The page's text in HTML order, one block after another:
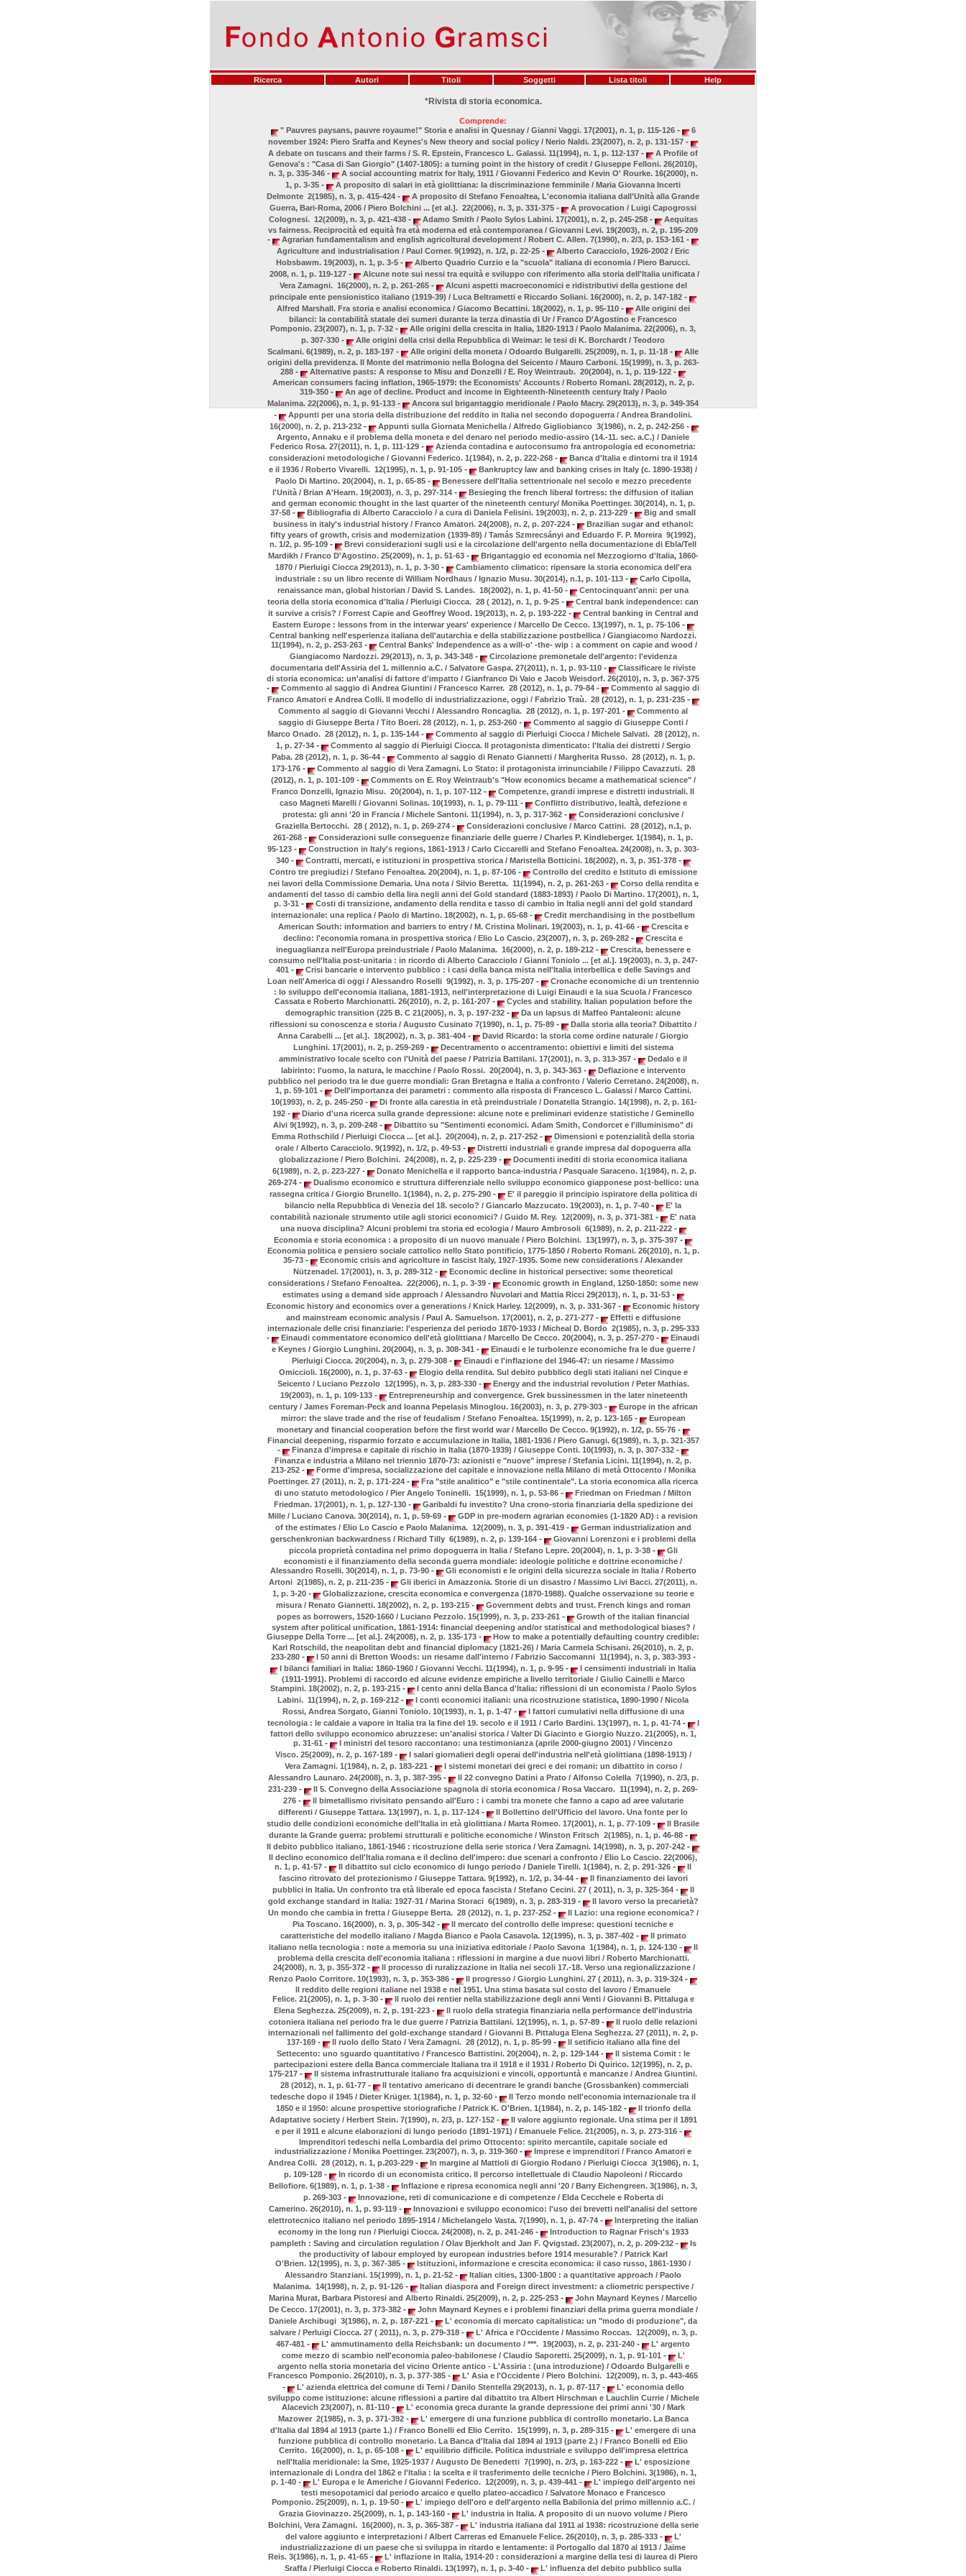
Ricerca Autori Titoli Soggetti Lista titoli Help
*Rivista di storia economica.
Comprende:
" Pauvres paysans, pauvre royaume!" Storia e analisi in Quesnay / Gianni Vaggi. 17(2001), n. 1, p. 115-126 -
6
november 1924: Piero Sraffa and Keynes's New theory and social policy / Nerio Naldi. 23(2007), n. 2, p. 131-157 -
A debate on tuscans and their farms / S. R. Epstein, Francesco L. Galassi. 11(1994), n. 1, p. 112-137 -
A Profile of
Genova's : "Casa di San Giorgio" (1407-1805): a turning point in the history of credit / Giuseppe Felloni. 26(2010),
n. 3, p. 335-346 -
A social accounting matrix for Italy, 1911 / Giovanni Federico and Kevin O' Rourke. 16(2000), n.
1, p. 3-35 -
A proposito di salari in età giolittiana: la discriminazione femminile / Maria Giovanna Incerti
Delmonte 2(1985), n. 3, p. 415-424 -
A proposito di Stefano Fenoaltea, L'economia italiana dall'Unità alla Grande
Guerra, Bari-Roma, 2006 / Piero Bolchini ... [et al.]. 22(2006), n. 3, p. 331-375 -
A provocation / Luigi Capogrossi
Colognesi. 12(2009), n. 3, p. 421-438 - Adamo Smith / Paolo Sylos Labini. 17(2001), n. 2, p. 245-258 -
Aequitas
vs fairness. Reciprocità ed equità fra età moderna ed età contemporanea / Giovanni Levi. 19(2003), n. 2, p. 195-209
- Agrarian fundamentalism and english agricoltural development / Robert C. Allen. 7(1990), n. 2/3, p. 153-161 -
Agriculture and industrialisation / Paul Corner. 9(1992), n. 1/2, p. 22-25 -
Alberto Caracciolo, 1926-2002 / Eric
Hobsbawm. 19(2003), n. 1, p. 3-5 -
Alberto Quadrio Curzio e la "scuola" italiana di economia / Piero Barucci.
2008, n. 1, p. 119-127 -
Alcune note sui nessi tra equità e sviluppo con riferimento alla storia dell'Italia unificata /
Vera Zamagni. 16(2000), n. 2, p. 261-265 -
Alcuni aspetti macroeconomici e ridistributivi della gestione del
principale ente pensionistico italiano (1919-39) / Luca Beltrametti e Riccardo Soliani. 16(2000), n. 2, p. 147-182 -
Alfred Marshall. Fra storia e analisi economica / Giacomo Becattini. 18(2002), n. 1, p. 95-110 -
Alle origini dei
bilanci: la contabilità statale dei sumeri durante la terza dinastia di Ur / Franco D'Agostino e Francesco
Pomponio. 23(2007), n. 1, p. 7-32 -
Alle origini della crescita in Italia, 1820-1913 / Paolo Malanima. 22(2006), n. 3,
p. 307-330 -
Alle origini della crisi della Repubblica di Weimar: le tesi di K. Borchardt / Teodoro
Scalmani. 6(1989), n. 2, p. 183-197 - Alle origini della moneta / Odoardo Bulgarelli. 25(2009), n. 1, p. 11-18 -
Alle
origini della previdenza. Il Monte del matrimonio nella Bologna del Seicento / Mauro Carboni. 15(1999), n. 3, p. 263-
288 - Alternative pasts: A response to Misu and Donzelli / E. Roy Weintraub. 20(2004), n. 1, p. 119-122 -
American consumers facing inflation, 1965-1979: the Economists' Accounts / Roberto Romani. 28(2012), n. 2, p.
319-350 -
An age of decline. Product and income in Eighteenth-Nineteenth century Italy / Paolo
Malanima. 22(2006), n. 1, p. 91-133 - Ancora sul brigantaggio meridionale / Paolo Macry. 29(2013), n. 3, p. 349-354
-
Appunti per una storia della distribuzione del reddito in Italia nel secondo dopoguerra / Andrea Brandolini.
16(2000), n. 2, p. 213-232 - Appunti sulla Giornata Menichella / Alfredo Gigliobianco 3(1986), n. 2, p. 242-256 -
Argento, Annaku e il problema della moneta e del denaro nel periodo medio-assiro (14.-11. sec. a.C.) / Daniele
Federico Rosa. 27(2011), n. 1, p. 111-129 -
Azienda contadina e autoconsumo fra antropologia ed econometria:
considerazioni metodologiche / Giovanni Federico. 1(1984), n. 2, p. 222-268 -
Banca d'Italia e dintorni tra il 1914
e il 1936 / Roberto Vivarelli. 12(1995), n. 1, p. 91-105 -
Bankruptcy law and banking crises in Italy (c. 1890-1938) /
Paolo Di Martino. 20(2004), n. 1, p. 65-85 -
Benessere dell'Italia settentrionale nel secolo e mezzo precedente
l'Unità / Brian A'Hearn. 19(2003), n. 3, p. 297-314 -
Besieging the french liberal fortress: the diffusion of italian
and german economic thought in the last quarter of the nineteenth century/ Monika Poettinger. 30(2014), n. 1, p.
37-58 - Bibliografia di Alberto Caracciolo / a cura di Daniela Felisini. 19(2003), n. 2, p. 213-229 -
Big and small
business in italy's industrial history / Franco Amatori. 24(2008), n. 2, p. 207-224 -
Brazilian sugar and ethanol:
fifty years of growth, crisis and modernization (1939-89) / Tamás Szmrecsányi and Eduardo F. P. Moreira 9(1992),
n. 1/2, p. 95-109 -
Brevi considerazioni sugli usi e la circolazione dell'argento nella documentazione di Ebla/Tell
Mardikh / Franco D'Agostino. 25(2009), n. 1, p. 51-63 -
Brigantaggio ed economia nel Mezzogiorno d'Italia, 1860-
1870 / Pierluigi Ciocca 29(2013), n. 1, p. 3-30 -
Cambiamento climatico: ripensare la storia economica dell'era
industriale : su un libro recente di William Nordhaus / Ignazio Musu. 30(2014), n.1, p. 101-113 -
Carlo Cipolla,
renaissance man, global historian / David S. Landes. 18(2002), n. 1, p. 41-50 -
Centocinquant'anni: per una
teoria della storia economica d'Italia / Pierluigi Ciocca. 28 ( 2012), n. 1, p. 9-25 -
Central bank independence: can
it survive a crisis? / Forrest Capie and Geoffrey Wood. 19(2013), n. 2, p. 193-222 -
Central banking in Central and
Eastern Europe : lessons from in the interwar years' experience / Marcello De Cecco. 13(1997), n. 1, p. 75-106 -
Central banking nell'esperienza italiana dell'autarchia e della stabilizzazione postbellica / Giangiacomo Nardozzi.
11(1994), n. 2, p. 253-263 -
Central Banks' Independence as a will-o' -the- wip : a comment on capie and wood /
Giangiacomo Nardozzi. 29(2013), n. 3, p. 343-348 -
Circolazione premonetale dell'argento: l'evidenza
documentaria dell'Assiria del 1. millennio a.C. / Salvatore Gaspa. 27(2011), n. 1, p. 93-110 -
Classificare le riviste
di storia economica: un'analisi di fattore d'impatto / Gianfranco Di Vaio e Jacob Weisdorf. 26(2010), n. 3, p. 367-375
- Commento al saggio di Andrea Giuntini / Francesco Karrer. 28 (2012), n. 1, p. 79-84 -
Commento al saggio di
Franco Amatori e Andrea Colli. Il modello di industrializzazione, oggi / Fabrizio Traù. 28 (2012), n. 1, p. 231-235 -
Commento al saggio di Giovanni Vecchi / Alessandro Roncaglia. 28 (2012), n. 1, p. 197-201 -
Commento al
saggio di Giuseppe Berta / Tito Boeri. 28 (2012), n. 1, p. 253-260 -
Commento al saggio di Giuseppe Conti /
Marco Onado. 28 (2012), n. 1, p. 135-144 -
Commento al saggio di Pierluigi Ciocca / Michele Salvati. 28 (2012), n.
1, p. 27-34 -
Commento al saggio di Pierluigi Ciocca. Il protagonista dimenticato: l'Italia dei distretti / Sergio
Paba. 28 (2012), n. 1, p. 36-44 -
Commento al saggio di Renato Giannetti / Margherita Russo. 28 (2012), n. 1, p.
173-176 -
Commento al saggio di Vera Zamagni. Lo Stato: il protagonista irrinunciabile / Filippo Cavazzuti. 28
(2012), n. 1, p. 101-109 -
Comments on E. Roy Weintraub's "How economics became a mathematical science" /
Franco Donzelli, Ignazio Misu. 20(2004), n. 1, p. 107-112 -
Competenze, grandi imprese e distretti industriali. Il
caso Magneti Marelli / Giovanni Solinas. 10(1993), n. 1, p. 79-111 -
Conflitto distributivo, lealtà, defezione e
protesta: gli anni '20 in Francia / Michele Santoni. 11(1994), n. 3, p. 317-362 -
Considerazioni conclusive /
Graziella Bertocchi. 28 ( 2012), n. 1, p. 269-274 -
Considerazioni conclusive / Marco Cattini. 28 (2012), n.1, p.
261-268 -
Considerazioni sulle conseguenze finanziarie delle guerre / Charles P. Kindleberger. 1(1984), n. 1, p.
95-123 -
Construction in Italy's regions, 1861-1913 / Carlo Ciccarelli and Stefano Fenoaltea. 24(2008), n. 3, p. 303-
340 - Contratti, mercati, e istituzioni in prospettiva storica / Maristella Botticini. 18(2002), n. 3, p. 351-378 -
Contro tre pregiudizi / Stefano Fenoaltea. 20(2004), n. 1, p. 87-106 -
Controllo del credito e Istituto di emissione
nei lavori della Commissione Demaria. Una nota / Silvio Beretta. 11(1994), n. 2, p. 261-263 -
Corso della rendita e
andamenti del tasso di cambio della lira negli anni del Gold standard (1883-1893) / Paolo Di Martino. 17(2001), n. 1,
p. 3-31 -
Costi di transizione, andamento della rendita e tasso di cambio in Italia negli anni del gold standard
internazionale: una replica / Paolo di Martino. 18(2002), n. 1, p. 65-68 -
Credit merchandising in the postbellum
American South: information and barriers to entry / M. Cristina Molinari. 19(2003), n. 1, p. 41-66 -
Crescita e
declino: l'economia romana in prospettiva storica / Elio Lo Cascio. 23(2007), n. 3, p. 269-282 -
Crescita e
ineguaglianza nell'Europa preindustriale / Paolo Malanima. 16(2000), n. 2, p. 189-212 -
Crescita, benessere e
consumo nell'Italia post-unitaria : in ricordo di Alberto Caracciolo / Gianni Toniolo ... [et al.]. 19(2003), n. 3, p. 247-
401 -
Crisi bancarie e intervento pubblico : i casi della banca mista nell'Italia interbellica e delle Savings and
Loan nell'America di oggi / Alessandro Roselli 9(1992), n. 3, p. 175-207 -
Cronache economiche di un trentennio
: lo sviluppo dell'economia italiana, 1881-1913, nell'interpretazione di Luigi Einaudi e la sua Scuola / Francesco
Cassata e Roberto Marchionatti. 26(2010), n. 2, p. 161-207 -
Cycles and stability. Italian population before the
demographic transition (225 B. C 21(2005), n. 3, p. 197-232 -
Da un lapsus di Maffeo Pantaleoni: alcune
riflessioni su conoscenza e storia / Augusto Cusinato 7(1990), n. 1, p. 75-89 -
Dalla storia alla teoria? Dibattito /
Anna Carabelli ... [et al.]. 18(2002), n. 3, p. 381-404 -
David Ricardo: la storia come ordine naturale / Giorgio
Lunghini. 17(2001), n. 2, p. 259-269 -
Decentramento o accentramento: obiettivi e limiti del sistema
amministrativo locale scelto con l'Unità del paese / Patrizia Battilani. 17(2001), n. 3, p. 313-357 -
Dedalo e il
labirinto: l'uomo, la natura, le macchine / Paolo Rossi. 20(2004), n. 3, p. 343-363 -
Deflazione e intervento
pubblico nel periodo tra le due guerre mondiali: Gran Bretagna e Italia a confronto / Valerio Cerretano. 24(2008), n.
1, p. 59-101 -
Dell'importanza dei parametri : commento alla risposta di Francesco L. Galassi / Marco Cattini.
10(1993), n. 2, p. 245-250 -
Di fronte alla carestia in età preindustriale / Donatella Strangio. 14(1998), n. 2, p. 161-
192 -
Diario d'una ricerca sulla grande depressione: alcune note e preliminari evidenze statistiche / Geminello
Alvi 9(1992), n. 3, p. 209-248 -
Dibattito su "Sentimenti economici. Adam Smith, Condorcet e l'illuminismo" di
Emma Rothschild / Pierluigi Ciocca ... [et al.]. 20(2004), n. 2, p. 217-252 -
Dimensioni e potenzialità della storia
orale / Alberto Caracciolo. 9(1992), n. 1/2, p. 49-53 -
Distretti industriali e grande impresa dal dopoguerra alla
globalizzazione / Piero Bolchini. 24(2008), n. 2, p. 225-239 -
Documenti inediti di storia economica italiana
6(1989), n. 2, p. 223-227 -
Donato Menichella e il rapporto banca-industria / Pasquale Saraceno. 1(1984), n. 2, p.
269-274 -
Dualismo economico e struttura differenziale nello sviluppo economico giapponese post-bellico: una
rassegna critica / Giorgio Brunello. 1(1984), n. 2, p. 275-290 -
E' il pareggio il principio ispiratore della politica di
bilancio nella Repubblica di Venezia del 18. secolo? / Giancarlo Mazzucato. 19(2003), n. 1, p. 7-40 -
E' la
contabilità nazionale strumento utile agli storici economici? / Guido M. Rey. 12(2009), n. 3, p. 371-381 -
E' nata
una nuova disciplina? Alcuni problemi tra storia ed ecologia / Mauro Ambrosoli 6(1989), n. 2, p. 211-222 -
Economia e storia economica : a proposito di un nuovo manuale / Piero Bolchini. 13(1997), n. 3, p. 375-397 -
Economia politica e pensiero sociale cattolico nello Stato pontificio, 1775-1850 / Roberto Romani. 26(2010), n. 1, p.
35-73 -
Economic crisis and agricolture in fascist Italy, 1927-1935. Some new considerations / Alexander
Nützenadel. 17(2001), n. 3, p. 289-312 -
Economic decline in historical persective: some theoretical
considerations / Stefano Fenoaltea. 22(2006), n. 1, p. 3-39 -
Economic growth in England, 1250-1850: some new
estimates using a demand side approach / Alessandro Nuvolari and Mattia Ricci 29(2013), n. 1, p. 31-53 -
Economic history and economics over a generations / Knick Harley. 12(2009), n. 3, p. 331-367 -
Economic history
and mainstream economic analysis / Paul A. Samuelson. 17(2001), n. 2, p. 271-277 -
Effetti e diffusione
internazionale delle crisi finanziarie: l'esperienza del periodo 1870-1933 / Micheal D. Bordo 2(1985), n. 3, p. 295-333
- Einaudi commentatore economico dell'età giolittiana / Marcello De Cecco. 20(2004), n. 3, p. 257-270 -
Einaudi
e Keynes / Giorgio Lunghini. 20(2004), n. 3, p. 308-341 -
Einaudi e le turbolenze economiche fra le due guerre /
Pierluigi Ciocca. 20(2004), n. 3, p. 279-308 -
Einaudi e l'inflazione del 1946-47: un riesame / Massimo
Omiccioli. 16(2000), n. 1, p. 37-63 -
Elogio della rendita. Sul debito pubblico degli stati italiani nel Cinque e
Seicento / Luciano Pezzolo 12(1995), n. 3, p. 283-330 -
Energy and the industrial revolution / Peter Mathias.
19(2003), n. 1, p. 109-133 -
Entrepreneurship and convergence. Grek bussinessmen in the later nineteenth
century / James Foreman-Peck and Ioanna Pepelasis Minoglou. 16(2003), n. 3, p. 279-303 -
Europe in the african
mirror: the slave trade and the rise of feudalism / Stefano Fenoaltea. 15(1999), n. 2, p. 123-165 -
European
monetary and financial cooperation before the first world war / Marcello De Cecco. 9(1992), n. 1/2, p. 55-76 -
Financial deepening, risparmio forzato e accumulazione in Italia, 1881-1936 / Piero Ganugi. 6(1989), n. 3, p. 321-357
- Finanza d'impresa e capitale di rischio in Italia (1870-1939) / Giuseppe Conti. 10(1993), n. 3, p. 307-332 -
Finanza e industria a Milano nel triennio 1870-73: azionisti e "nuove" imprese / Stefania Licini. 11(1994), n. 2, p.
213-252 -
Forme d'impresa, socializzazione del capitale e innovazione nella Milano di metà Ottocento / Monika
Poettinger. 27 (2011), n. 2, p. 171-224 -
Fra "stile analitico" e "stile continentale". La storia economica alla ricerca
di uno statuto metodologico / Pier Angelo Toninelli. 15(1999), n. 1, p. 53-86 -
Friedman on Friedman / Milton
Friedman. 17(2001), n. 1, p. 127-130 -
Garibaldi fu investito? Una crono-storia finanziaria della spedizione dei
Mille / Luciano Canova. 30(2014), n. 1, p. 59-69 -
GDP in pre-modern agrarian economies (1-1820 AD) : a revision
of the estimates / Elio Lo Cascio e Paolo Malanima. 12(2009), n. 3, p. 391-419 -
German industrialization and
gerschenkronian backwardness / Richard Tilly 6(1989), n. 2, p. 139-164 -
Giovanni Lorenzoni e i problemi della
piccola proprietà contadina nel primo dopoguerra in Italia / Stefano Lepre. 20(2004), n. 1, p. 3-38 -
Gli
economisti e il finanziamento della seconda guerra mondiale: ideologie politiche e dottrine economiche /
Alessandro Roselli. 30(2014), n. 1, p. 73-90 -
Gli economisti e le origini della sicurezza sociale in Italia / Roberto
Artoni 2(1985), n. 2, p. 211-235 -
Gli iberici in Amazzonia. Storie di un disastro / Massimo Livi Bacci. 27(2011), n.
1, p. 3-20 -
Globalizzazione, crescita economica e convergenza (1870-1988). Qualche osservazione su teorie e
misura / Renato Giannetti. 18(2002), n. 2, p. 193-215 -
Government debts and trust. French kings and roman
popes as borrowers, 1520-1660 / Luciano Pezzolo. 15(1999), n. 3, p. 233-261 -
Growth of the italian financial
system after political unification, 1861-1914: financial deepening and/or statistical and methodological biases? /
Giuseppe Della Torre ... [et al.]. 24(2008), n. 2, p. 135-173 -
How to make a potentially defaulting country credible:
Karl Rotschild, the neapolitan debt and financial diplomacy (1821-26) / Maria Carmela Schisani. 26(2010), n. 2, p.
233-280 - I 50 anni di Bretton Woods: un riesame dall'interno / Fabrizio Saccomanni 11(1994), n. 3, p. 383-393 -
I bilanci familiari in Italia: 1860-1960 / Giovanni Vecchi. 11(1994), n. 1, p. 9-95 -
I censimenti industriali in Italia
(1911-1991). Problemi di raccordo ed alcune evidenze empiriche a livello territoriale / Giulio Cainelli e Marco
Stampini. 18(2002), n. 2, p. 193-215 -
I cento anni della Banca d'Italia: riflessioni di un economista / Paolo Sylos
Labini. 11(1994), n. 2, p. 169-212 -
I conti economici italiani: una ricostruzione statistica, 1890-1990 / Nicola
Rossi, Andrea Sorgato, Gianni Toniolo. 10(1993), n. 1, p. 1-47 -
I fattori cumulativi nella diffusione di una
tecnologia : le caldaie a vapore in Italia tra la fine del 19. secolo e il 1911 / Carlo Bardini. 13(1997), n. 1, p. 41-74 -
I
fattori dello sviluppo economico abruzzese: un'analisi storica / Valter Di Giacinto e Giorgio Nuzzo. 21(2005), n. 1,
p. 31-61 -
I ministri del tesoro raccontano: una testimonianza (aprile 2000-giugno 2001) / Vincenzo
Visco. 25(2009), n. 2, p. 167-189 -
I salari giornalieri degli operai dell'industria nell'età giolittiana (1898-1913) /
Vera Zamagni. 1(1984), n. 2, p. 183-221 -
I sistemi monetari dei greci e dei romani: un dibattito in corso /
Alessandro Launaro. 24(2008), n. 3, p. 387-395 -
Il 22 convegno Datini a Prato / Alfonso Colella 7(1990), n. 2/3, p.
231-239 -
Il 5. Convegno della Associazione spagnola di storia economica / Rosa Vaccaro. 11(1994), n. 2, p. 269-
276 -
Il bimetallismo rivisitato pensando all'Euro : i cambi tra monete che fanno a capo ad aree valutarie
differenti / Giuseppe Tattara. 13(1997), n. 1, p. 117-124 -
Il Bollettino dell'Ufficio del lavoro. Una fonte per lo
studio delle condizioni economiche dell'Italia in età giolittiana / Marta Romeo. 17(2001), n. 1, p. 77-109 -
Il Brasile
durante la Grande guerra: problemi strutturali e politiche economiche / Winston Fritsch 2(1985), n. 1, p. 46-88 -
Il debito pubblico italiano, 1861-1946 : ricostruzione della serie storica / Vera Zamagni. 14(1998), n. 3, p. 207-242 -
Il declino economico dell'Italia romana e il declino dell'impero: due scenari a confronto / Elio Lo Cascio. 22(2006),
n. 1, p. 41-57 - Il dibattito sul ciclo economico di lungo periodo / Daniele Tirelli. 1(1984), n. 2, p. 291-326 -
Il
fascino ritrovato del protezionismo / Giuseppe Tattara. 9(1992), n. 1/2, p. 34-44 -
Il finanziamento dei lavori
pubblici in Italia. Un confronto tra età liberale ed epoca fascista / Stefano Cecini. 27 ( 2011), n. 3, p. 325-364 -
Il
gold exchange standard in Italia: 1927-31 / Marina Storaci 6(1989), n. 3, p. 283-319 -
Il lavoro verso la precarietà?
Un mondo che cambia in fretta / Giuseppe Berta. 28 (2012), n. 1, p. 237-252 -
Il Lazio: una regione economica? /
Pia Toscano. 16(2000), n. 3, p. 305-342 -
Il mercato del controllo delle imprese: questioni tecniche e
caratteristiche del modello italiano / Magda Bianco e Paola Casavola. 12(1995), n. 3, p. 387-402 -
Il primato
italiano nella tecnologia : note a memoria su una iniziativa editoriale / Paolo Savona 1(1984), n. 1, p. 124-130 -
Il
problema della crescita dell'economia italiana : riflessioni in margine a due nuovi libri / Roberto Marchionatti.
24(2008), n. 3, p. 355-372 -
Il processo di ruralizzazione in Italia nei secoli 17.-18. Verso una regionalizzazione /
Renzo Paolo Corritore. 10(1993), n. 3, p. 353-386 - Il progresso / Giorgio Lunghini. 27 ( 2011), n. 3, p. 319-324 -
Il reddito delle regioni italiane nel 1938 e nel 1951. Una stima basata sul costo del lavoro / Emanuele
Felice. 21(2005), n. 1, p. 3-30 -
Il ruolo dei rentier nella stabilizzazione degli anni Venti / Giovanni B. Pittaluga e
Elena Seghezza. 25(2009), n. 2, p. 191-223 -
Il ruolo della strategia finanziaria nella performance dell'industria
cotoniera italiana nel periodo fra le due guerre / Patrizia Battilani. 12(1995), n. 1, p. 57-89 -
Il ruolo delle relazioni
internazionali nel fallimento del gold-exchange standard / Giovanni B. Pittaluga Elena Seghezza. 27 (2011), n. 2, p.
137-169 - Il ruolo dello Stato / Vera Zamagni. 28 (2012), n. 1, p. 85-99 -
Il setificio italiano alla fine del
Settecento: uno sguardo quantitativo / Francesco Battistini. 20(2004), n. 2, p. 129-144 -
Il sistema Comit : le
partecipazioni estere della Banca commerciale Italiana tra il 1918 e il 1931 / Roberto Di Quirico. 12(1995), n. 2, p.
175-217 -
Il sistema infrastrutturale italiano fra acquisizioni e vincoli, opportuntà e mancanze / Andrea Giuntini.
28 (2012), n. 1, p. 61-77 -
Il tentativo americano di decentrare le grandi banche (Grossbanken) commerciali
tedesche dopo il 1945 / Dieter Krüger. 1(1984), n. 1, p. 32-60 -
Il Terzo mondo nell'economia internazionale tra il
1850 e il 1950: alcune prospettive storiografiche / Patrick K. O'Brien. 1(1984), n. 2, p. 145-182 -
Il trionfo della
Adaptative society / Herbert Stein. 7(1990), n. 2/3, p. 127-152 -
Il valore aggiunto regionale. Una stima per il 1891
e per il 1911 e alcune elaborazioni di lungo periodo (1891-1971) / Emanuele Felice. 21(2005), n. 3, p. 273-316 -
Imprenditori tedeschi nella Lombardia del primo Ottocento: spirito mercantile, capitale sociale ed
industrializzazione / Monika Poettinger. 23(2007), n. 3, p. 319-360 -
Imprese e imprenditori / Franco Amatori e
Andrea Colli. 28 (2012), n. 1, p.203-229 -
In margine al Mattioli di Giorgio Rodano / Pierluigi Ciocca 3(1986), n. 1,
p. 109-128 -
In ricordo di un economista critico. Il percorso intellettuale di Claudio Napoleoni / Riccardo
Bellofiore. 6(1989), n. 1, p. 1-38 -
Inflazione e ripresa economica negli anni '20 / Barry Eichengreen. 3(1986), n. 3,
p. 269-303 -
Innovazione, reti di comunicazione e di competenze / Elda Cecchele e Roberta di
Camerino. 26(2010), n. 1, p. 93-119 -
Innovazioni e sviluppo economico: l'uso dei brevetti nell'analisi del settore
elettrotecnico italiano nel periodo 1895-1914 / Michelangelo Vasta. 7(1990), n. 1, p. 47-74 -
Interpreting the italian
economy in the long run / Pierluigi Ciocca. 24(2008), n. 2, p. 241-246 -
Introduction to Ragnar Frisch's 1933
pampleth : Saving and circulation regulation / Olav Bjerkholt and Jan F. Qvigstad. 23(2007), n. 2, p. 209-232 -
Is
the productivity of labour employed by european industries before 1914 mesurable? / Patrick Karl
O'Brien. 12(1995), n. 3, p. 367-385 -
Istituzioni, informazione e crescita economica: il caso russo, 1861-1930 /
Alessandro Stanziani. 15(1999), n. 1, p. 21-52 -
Italian cities, 1300-1800 : a quantitative approach / Paolo
Malanima. 14(1998), n. 2, p. 91-126 -
Italian diaspora and Foreign direct investment: a cliometric perspective /
Marina Murat, Barbara Pistoresi and Alberto Rinaldi. 25(2009), n. 2, p. 225-253 -
John Maynard Keynes / Marcello
De Cecco. 17(2001), n. 3, p. 373-382 -
John Maynard Keynes e i problemi finanziari della prima guerra mondiale /
Daniele Archibugi 3(1986), n. 2, p. 187-221 -
L' economia di mercato capitalistica: un "modo di produzione", da
salvare / Perluigi Ciocca. 27 ( 2011), n. 3, p. 279-318 -
L' Africa e l'Occidente / Massimo Roccas. 12(2009), n. 3, p.
467-481 - L' ammutinamento della Reichsbank: un documento / ***. 19(2003), n. 2, p. 231-240 -
L' argento
come mezzo di scambio nell'economia paleo-babilonese / Claudio Saporetti. 25(2009), n. 1, p. 91-101 -
L'
argento nella storia monetaria del vicino Oriente antico - L'Assiria : (una introduzione) / Odoardo Bulgarelli e
Francesco Pomponio. 26(2010), n. 3, p. 377-385 - L' Asia e l'Occidente / Piero Bolchini. 12(2009), n. 3, p. 443-465
- L' azienda elettrica del comune di Terni / Danilo Stentella 29(2013), n. 1, p. 87-117 -
L' economia dello
sviluppo come istituzione: alcune riflessioni a partire dal dibattito tra Albert Hirschman e Lauchlin Currie / Michele
Alacevich 23(2007), n. 81-110 -
L' economia greca durante la grande depressione dei primi anni '30 / Mark
Mazower 2(1985), n. 3, p. 371-392 -
L' emergere di una funzione pubblica di controllo monetario. La Banca
d'Italia dal 1894 al 1913 (parte 1.) / Franco Bonelli ed Elio Cerrito. 15(1999), n. 3, p. 289-315 -
L' emergere di una
funzione pubblica di controllo monetario. La Banca d'Italia dal 1894 al 1913 (parte 2.) / Franco Bonelli ed Elio
Cerrito. 16(2000), n. 1, p. 65-108 -
L' equilibrio difficile. Politica industriale e sviluppo dell'impresa elettrica
nell'Italia meridionale: la Sme, 1925-1937 / Augusto De Benedetti 7(1990), n. 2/3, p. 163-222 -
L' esposizione
internazionale di Londra del 1862 e l'Italia : la scelta e il trasferimento delle tecniche / Piero Bolchini. 3(1986), n. 1,
p. 1-40 - L' Europa e le Americhe / Giovanni Federico. 12(2009), n. 3, p. 439-441 -
L' impiego dell'argento nei
testi mesopotamici dal periodo arcaico e quello plateo-accadico / Salvatore Monaco e Francesco
Pomponio. 25(2009), n. 1, p. 19-50 -
L' impiego dell'oro e dell'argento nella Babilonia del primo millennio a.C. /
Grazia Giovinazzo. 25(2009), n. 1, p. 143-160 -
L' industria in Italia. A proposito di un nuovo volume / Piero
Bolchini, Vera Zamagni. 16(2000), n. 3, p. 365-387 -
L' industria italiana dal 1911 al 1938: ricostruzione della serie
del valore aggiunto e interpretazioni / Albert Carreras ed Emanuele Felice. 26(2010), n. 3, p. 285-333 -
L'
industrializzazione di un paese che si sviluppa in ritardo e lentamente: il Portogallo dal 1870 al 1913 / Jaime
Reis. 3(1986), n. 1, p. 41-65 -
L' inflazione in Italia, 1914-20 : considerazioni a margine della tesi di laurea di Piero
Sraffa / Pierluigi Ciocca e Roberto Rinaldi. 13(1997), n. 1, p. 3-40 -
L' influenza del debito pubblico sulla